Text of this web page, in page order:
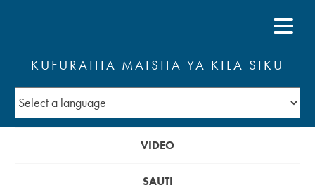
KUFURAHIA MAISHA YA KILA SIKU
VIDEO
SAUTI